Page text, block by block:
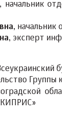
, начальник
, начальник
, эксперт
Группы